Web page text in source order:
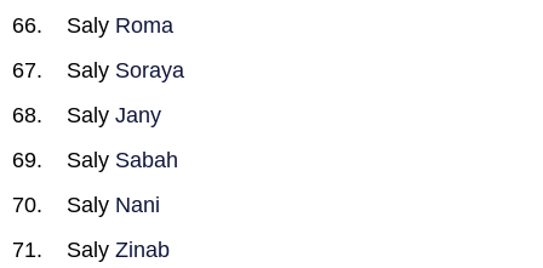
Saly Roma
Saly Soraya
Saly Jany
Saly Sabah
Saly Nani
Saly Zinab